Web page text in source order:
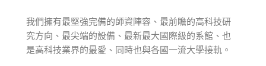
我們擁有最堅強完備的師資陣容、最前瞻的高科技研
究方向、最尖端的設備、最新最大國際級的系館、也
是高科技業界的最愛、同時也與各國一流大學接軌。